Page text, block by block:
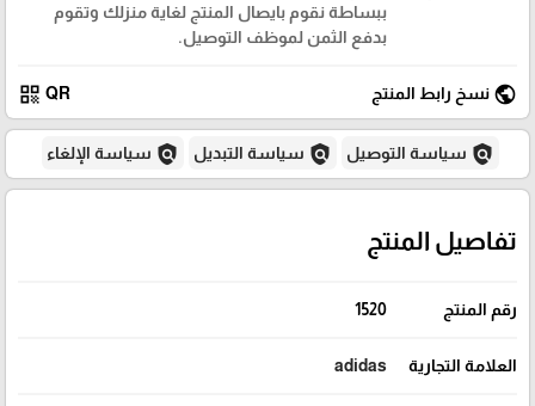
ببساطة نقوم بايصال المنتج لغاية منزلك وتقوم
بدفع الثمن لموظف التوصيل.
public نسخ رابط المنتج QR
qr_code
policy سياسة التوصيل policy سياسة التبديل policy سياسة الإلغاء
تفاصيل المنتج
رقم المنتج 1520
العلامة التجارية adidas